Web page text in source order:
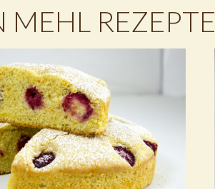
REZEPTE